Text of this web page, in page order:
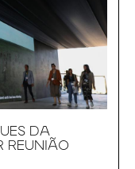
DA
REUNIÃO